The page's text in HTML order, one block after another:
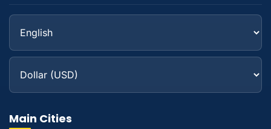
Main Cities